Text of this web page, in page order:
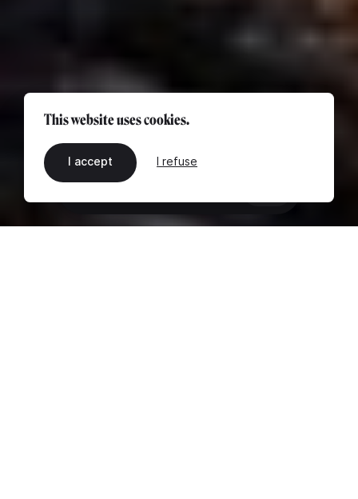
This website uses cookies.
I accept I refuse